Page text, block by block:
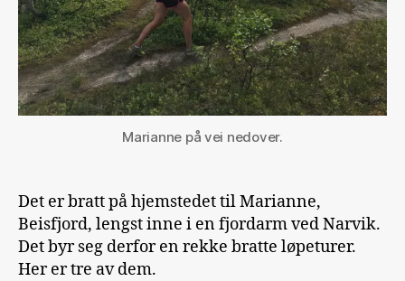
Marianne på vei nedover.
Det er bratt på hjemstedet til Marianne,
Beisfjord, lengst inne i en fjordarm ved Narvik.
Det byr seg derfor en rekke bratte løpeturer.
Her er tre av dem.